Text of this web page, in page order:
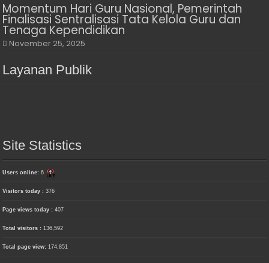
Momentum Hari Guru Nasional, Pemerintah
Finalisasi Sentralisasi Tata Kelola Guru dan
Tenaga Kependidikan
November 25, 2025
Layanan Publik
Site Statistics
Users online:6
Visitors today :376
Page views today :407
Total visitors :136,592
Total page view:174,851